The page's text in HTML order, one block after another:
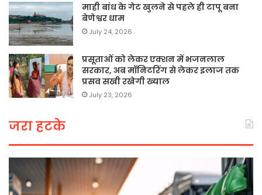
माही बांध के गेट खुलने से पहले ही टापू बना
बेणेश्वर धाम
July 24, 2026
प्रसूताओं को लेकर एक्शन में भजनलाल
सरकार, अब मॉनिटरिंग से लेकर इलाज तक
प्रसव सखी रखेगी ख्याल
July 23, 2026
जरा हटके